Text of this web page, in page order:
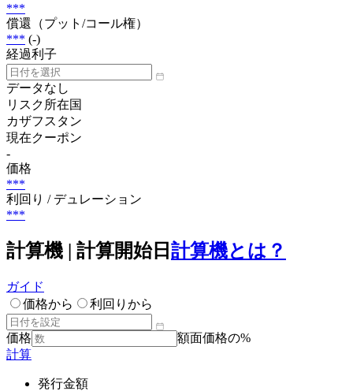
***
償還（プット/コール権）
*** (-)
経過利子
データなし
リスク所在国
カザフスタン
現在クーポン
-
価格
***
利回り / デュレーション
***
計算機 | 計算開始日 計算機とは？
ガイド
価格から
利回りから
価格
額面価格の%
計算
発行金額